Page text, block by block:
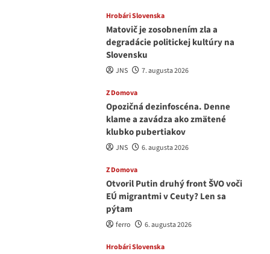
Hrobári Slovenska
Matovič je zosobnením zla a
degradácie politickej kultúry na
Slovensku
JNS 7. augusta 2026
Z Domova
Opozičná dezinfoscéna. Denne
klame a zavádza ako zmätené
klubko pubertiakov
JNS 6. augusta 2026
Z Domova
Otvoril Putin druhý front ŠVO voči
EÚ migrantmi v Ceuty? Len sa
pýtam
ferro 6. augusta 2026
Hrobári Slovenska